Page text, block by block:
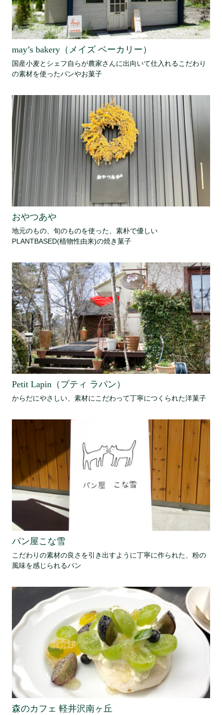
may’s bakery（メイズ ベーカリー）
国産小麦とシェフ自らが農家さんに出向いて仕入れるこだわり
の素材を使ったパンやお菓子
おやつあや
地元のもの、旬のものを使った、素朴で優しい
PLANTBASED(植物性由来)の焼き菓子
Petit Lapin（プティ ラパン）
からだにやさしい、素材にこだわって丁寧につくられた洋菓子
パン屋こな雪
こだわりの素材の良さを引き出すように丁寧に作られた、粉の
風味を感じられるパン
森のカフェ 軽井沢南ヶ丘